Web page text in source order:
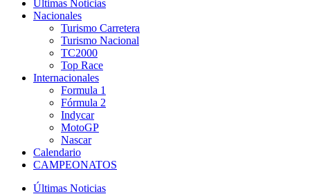
Últimas Noticias
Nacionales
Turismo Carretera
Turismo Nacional
TC2000
Top Race
Internacionales
Formula 1
Fórmula 2
Indycar
MotoGP
Nascar
Calendario
CAMPEONATOS
Últimas Noticias